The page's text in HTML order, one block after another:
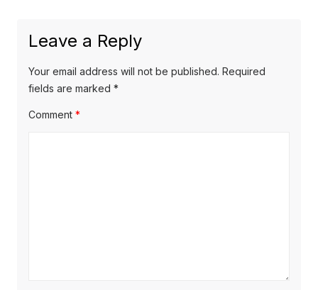
Leave a Reply
Your email address will not be published. Required
fields are marked *
Comment *